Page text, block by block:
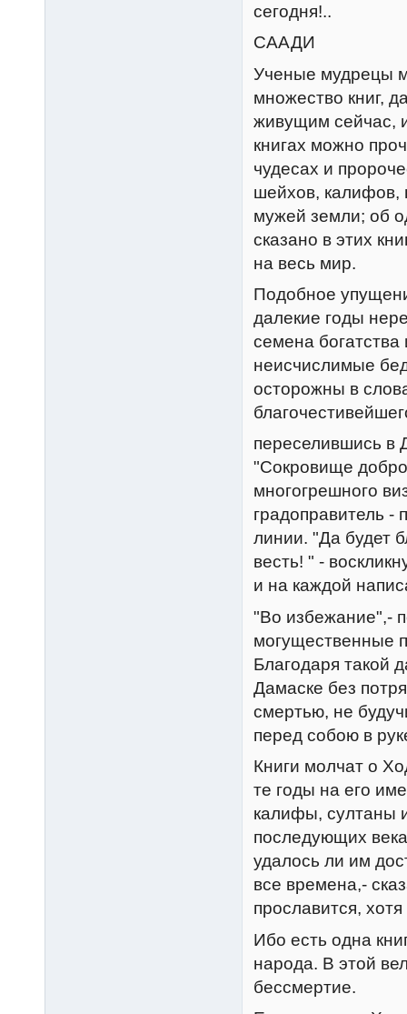
сегодня!..
СААДИ
Ученые мудрецы
множество книг,
живущим сейчас,
книгах можно
чудесах и
шейхов, калифов,
мужей земли; об
сказано в этих
на весь мир.
Подобное
далекие годы
семена
неисчислимые
осторожны в
переселившись в
"Сокровище
многогрешного
градоправитель -
линии. "Да будет
весть! " -
и на каждой
"Во избежание",-
могущественные
Благодаря такой
Дамаске без
смертью, не
перед собою в
Книги молчат о
те годы на его
калифы, султаны
последующих
удалось ли им
все времена,-
прославится,
Ибо есть одна
народа. В этой
бессмертие.